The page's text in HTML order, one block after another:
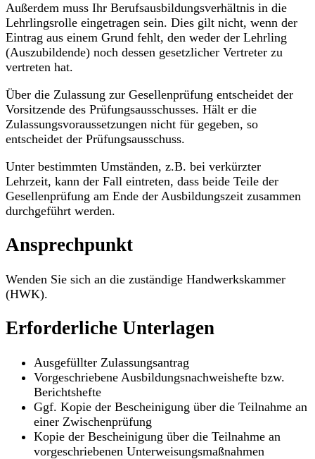
Außerdem muss Ihr Berufsausbildungsverhältnis in die
Lehrlingsrolle eingetragen sein. Dies gilt nicht, wenn der
Eintrag aus einem Grund fehlt, den weder der Lehrling
(Auszubildende) noch dessen gesetzlicher Vertreter zu
vertreten hat.
Über die Zulassung zur Gesellenprüfung entscheidet der
Vorsitzende des Prüfungsausschusses. Hält er die
Zulassungsvoraussetzungen nicht für gegeben, so
entscheidet der Prüfungsausschuss.
Unter bestimmten Umständen, z.B. bei verkürzter
Lehrzeit, kann der Fall eintreten, dass beide Teile der
Gesellenprüfung am Ende der Ausbildungszeit zusammen
durchgeführt werden.
Ansprechpunkt
Wenden Sie sich an die zuständige Handwerkskammer
(HWK).
Erforderliche Unterlagen
Ausgefüllter Zulassungsantrag
Vorgeschriebene Ausbildungsnachweishefte bzw.
Berichtshefte
Ggf. Kopie der Bescheinigung über die Teilnahme an
einer Zwischenprüfung
Kopie der Bescheinigung über die Teilnahme an
vorgeschriebenen Unterweisungsmaßnahmen